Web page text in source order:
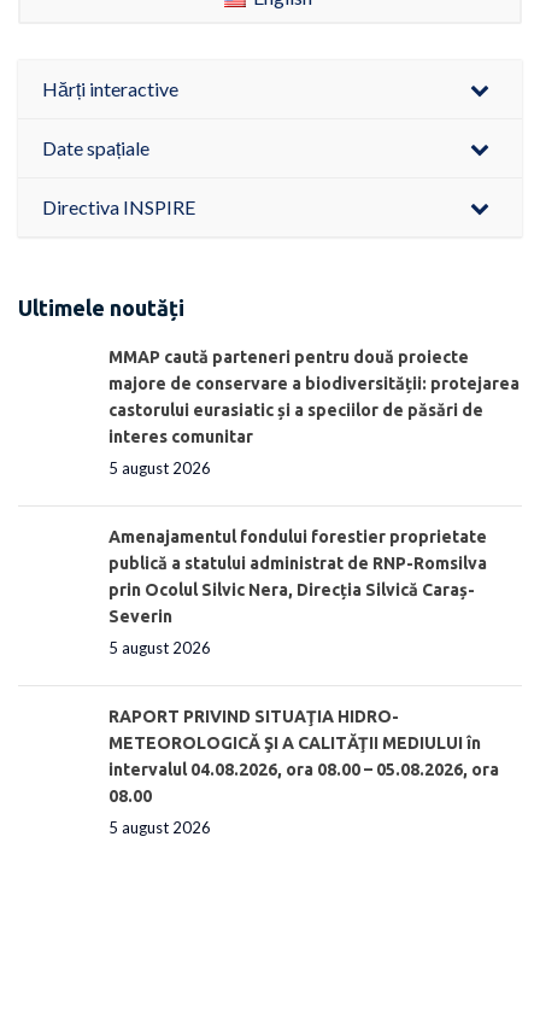
Hărți interactive
Date spațiale
Directiva INSPIRE
Ultimele noutăți
MMAP caută parteneri pentru două proiecte
majore de conservare a biodiversității: protejarea
castorului eurasiatic și a speciilor de păsări de
interes comunitar
5 august 2026
Amenajamentul fondului forestier proprietate
publică a statului administrat de RNP-Romsilva
prin Ocolul Silvic Nera, Direcția Silvică Caraș-
Severin
5 august 2026
RAPORT PRIVIND SITUAŢIA HIDRO-
METEOROLOGICĂ ŞI A CALITĂŢII MEDIULUI în
intervalul 04.08.2026, ora 08.00 – 05.08.2026, ora
08.00
5 august 2026